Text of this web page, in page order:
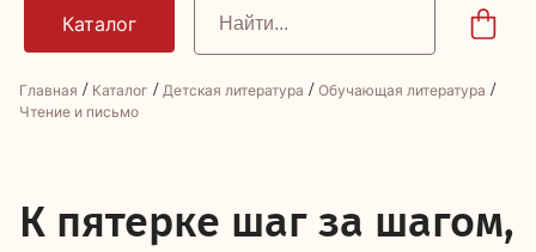
Главная / Каталог / Детская литература / Обучающая литература /
Чтение и письмо
К пятерке шаг за шагом,